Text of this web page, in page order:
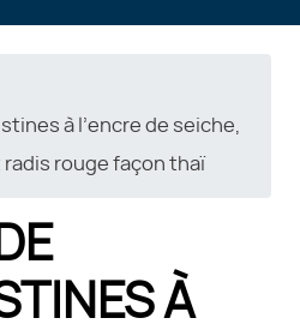
à l’encre de seiche,
rouge façon thaï
À